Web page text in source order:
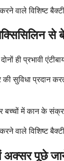
वाले विशिष्ट
से
दोनों ही प्रभावी
सुविधा प्रदान
बच्चों में कान के
वाले विशिष्ट
अक्सर पूछे